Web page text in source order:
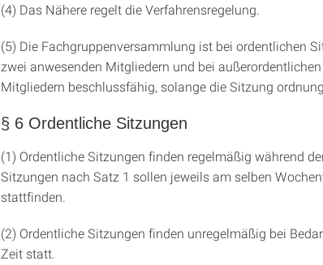
(4) Das Nähere regelt die Verfahrensregelung.
(5) Die Fachgruppenversammlung ist bei ordentlichen
zwei anwesenden Mitgliedern und bei
Mitgliedern beschlussfähig, solange die Sitzung
§ 6 Ordentliche Sitzungen
(1) Ordentliche Sitzungen finden regelmäßig während
Sitzungen nach Satz 1 sollen jeweils am selben
stattfinden.
(2) Ordentliche Sitzungen finden unregelmäßig bei
Zeit statt.